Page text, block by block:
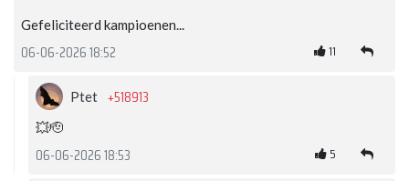
Gefeliciteerd kampioenen...
06-06-2026 18:52 11
Ptet +518913
💥🫡
06-06-2026 18:53 5